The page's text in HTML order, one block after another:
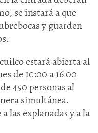
se instará a que
y guarden
estará abierta al
de 10:00 a 16:00
450 personas al
simultánea.
las explanadas y a la